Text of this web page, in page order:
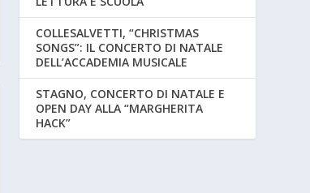
COLLESALVETTI, “CHRISTMAS
SONGS”: IL CONCERTO DI NATALE
DELL’ACCADEMIA MUSICALE
STAGNO, CONCERTO DI NATALE E
OPEN DAY ALLA “MARGHERITA
HACK”